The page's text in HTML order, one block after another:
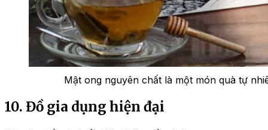
Mật ong nguyên chất là một món quà tự
10. Đồ gia dụng hiện đại